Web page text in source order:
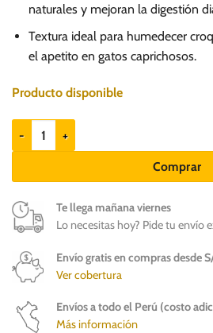
naturales y mejoran la digestión
Textura ideal para humedecer
el apetito en gatos caprichosos.
Producto disponible
Origo Caldo de Salmón con zanahoria
Comprar
Te llega mañana viernes
Lo necesitas hoy? Pide tu envío
Envío gratis en compras desde
Ver cobertura
Envíos a todo el Perú (costo
Más información